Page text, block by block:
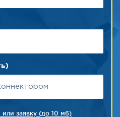
или заявку (до 10 мб)